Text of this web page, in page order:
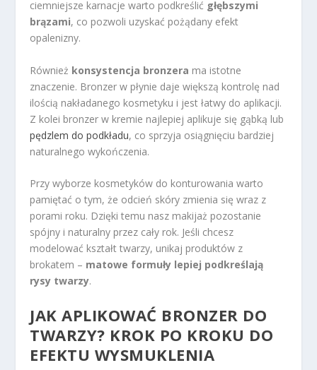
ciemniejsze karnacje warto podkreślić głębszymi
brązami, co pozwoli uzyskać pożądany efekt
opalenizny.
Również konsystencja bronzera ma istotne
znaczenie. Bronzer w płynie daje większą kontrolę nad
ilością nakładanego kosmetyku i jest łatwy do aplikacji.
Z kolei bronzer w kremie najlepiej aplikuje się gąbką lub
pędzlem do podkładu, co sprzyja osiągnięciu bardziej
naturalnego wykończenia.
Przy wyborze kosmetyków do konturowania warto
pamiętać o tym, że odcień skóry zmienia się wraz z
porami roku. Dzięki temu nasz makijaż pozostanie
spójny i naturalny przez cały rok. Jeśli chcesz
modelować kształt twarzy, unikaj produktów z
brokatem – matowe formuły lepiej podkreślają
rysy twarzy.
JAK APLIKOWAĆ BRONZER DO
TWARZY? KROK PO KROKU DO
EFEKTU WYSMUKLENIA